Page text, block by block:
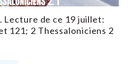
Lecture de ce 19 juillet:
121; 2 Thessaloniciens 2